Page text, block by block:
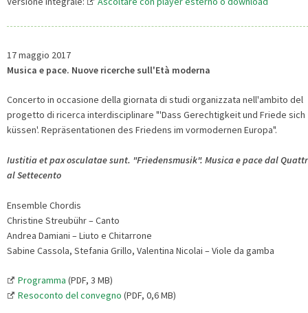
17 maggio 2017
Musica e pace. Nuove ricerche sull'Età moderna
Concerto in occasione della giornata di studi organizzata nell'ambito del
progetto di ricerca interdisciplinare "'Dass Gerechtigkeit und Friede sich
küssen'. Repräsentationen des Friedens im vormodernen Europa".
Iustitia et pax osculatae sunt. "Friedensmusik". Musica e pace dal
al Settecento
Ensemble Chordis
Christine Streubühr – Canto
Andrea Damiani – Liuto e Chitarrone
Sabine Cassola, Stefania Grillo, Valentina Nicolai – Viole da gamba
Programma (PDF, 3 MB)
Resoconto del convegno (PDF, 0,6 MB)